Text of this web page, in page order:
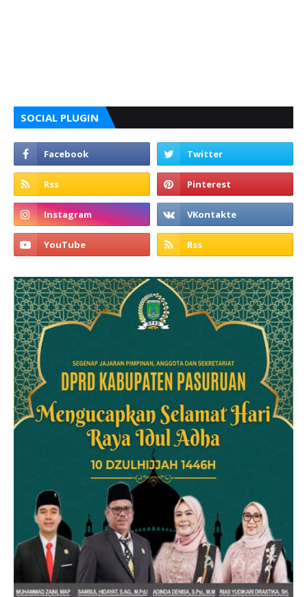
SOCIAL PLUGIN